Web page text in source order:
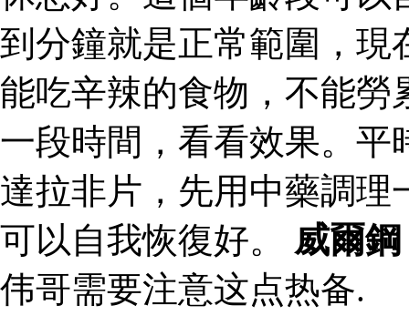
到分鐘就是正常範圍，現
能吃辛辣的食物，不能勞
一段時間，看看效果。平
達拉非片，先用中藥調理
可以自我恢復好。 威爾鋼
伟哥需要注意这点热备.